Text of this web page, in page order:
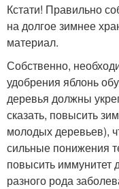
Кстати! Правильно
на долгое зимнее
материал.
Собственно,
удобрения яблонь
деревья должны
сказать, повысить
молодых деревьев),
сильные понижения
повысить иммунитет
разного рода